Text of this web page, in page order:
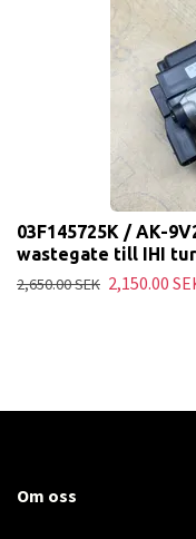
03F145725K / AK-
wastegate till IHI
2,650.00 SEK 2,150.00
Om oss